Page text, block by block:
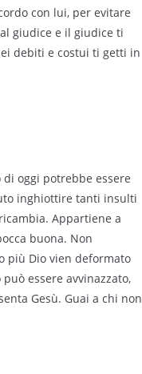
con lui, per evitare
giudice e il giudice ti
debiti e costui ti getti in
di oggi potrebbe essere
inghiottire tanti insulti
Appartiene a
buona. Non
più Dio vien deformato
essere avvinazzato,
Gesù. Guai a chi non